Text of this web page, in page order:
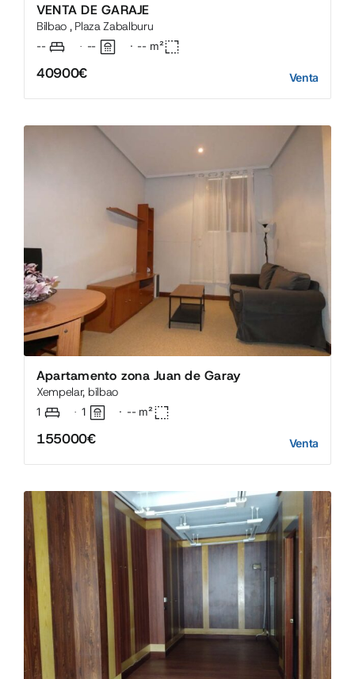
VENTA DE GARAJE
Bilbao , Plaza Zabalburu
-- · -- · -- m²
40900€ Venta
Apartamento zona Juan de Garay
Xempelar, bilbao
1 · 1 · -- m²
155000€ Venta